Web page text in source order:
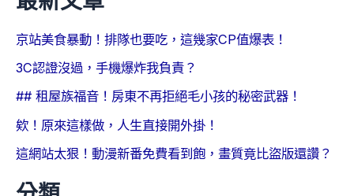
京站美食暴動！排隊也要吃，這幾家CP值爆表！
3C認證沒過，手機爆炸我負責？
## 租屋族福音！房東不再拒絕毛小孩的秘密武器！
欸！原來這樣做，人生直接開外掛！
這網站太狠！動漫新番免費看到飽，畫質竟比盜版還讚？